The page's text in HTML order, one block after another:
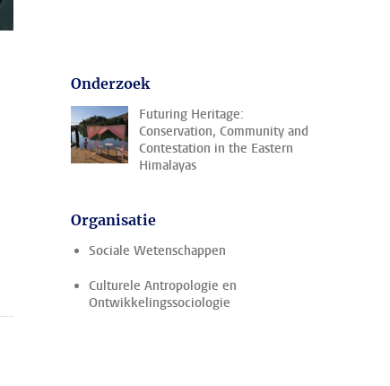
Onderzoek
Futuring Heritage:
Conservation, Community and
Contestation in the Eastern
Himalayas
Organisatie
Sociale Wetenschappen
Culturele Antropologie en
Ontwikkelingssociologie